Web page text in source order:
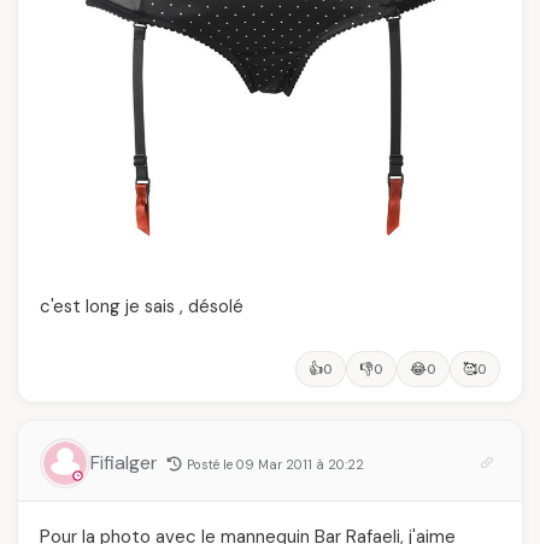
c'est long je sais , désolé
👍0 👎0 😂0 🥰0
Fifialger Posté le 09 Mar 2011 à 20:22
Pour la photo avec le mannequin Bar Rafaeli, j'aime